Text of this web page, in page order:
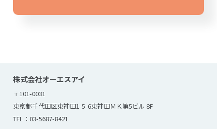
株式会社オーエスアイ
〒101-0031
東京都千代田区東神田1-5-6東神田ＭＫ第5ビル 8F
TEL：03-5687-8421